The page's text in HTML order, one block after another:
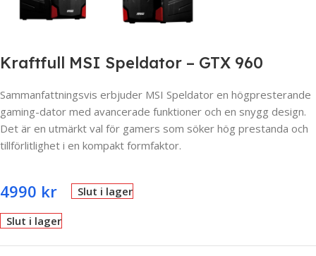
Kraftfull MSI Speldator – GTX 960
Sammanfattningsvis erbjuder MSI Speldator en högpresterande
gaming-dator med avancerade funktioner och en snygg design.
Det är en utmärkt val för gamers som söker hög prestanda och
tillförlitlighet i en kompakt formfaktor.
4990 kr Slut i lager
Slut i lager